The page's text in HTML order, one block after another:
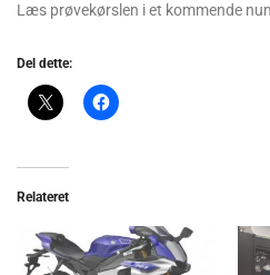
Læs prøvekørslen i et kommende
Del dette:
Relateret